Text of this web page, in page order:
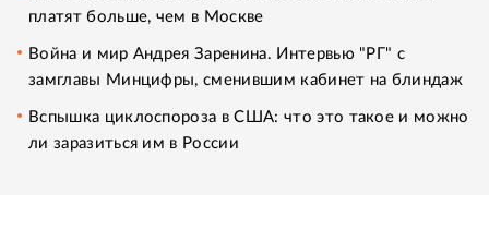
платят больше, чем в Москве
Война и мир Андрея Заренина. Интервью "РГ" с
замглавы Минцифры, сменившим кабинет на блиндаж
Вспышка циклоспороза в США: что это такое и можно
ли заразиться им в России